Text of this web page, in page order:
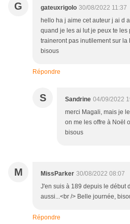
G gateuxrigolo 30/08/2022 11:37
hello ha j aime cet auteur j ai d
quand je les ai lut je peux te les
traineront pas inutilement sur
bisous
Répondre
S Sandrine 04/09/2022
merci Magali, mais je
on me les offre à Noël
bisous
M MissParker 30/08/2022 08:07
J'en suis à 189 depuis le début
aussi...<br /> Belle journée,
Répondre